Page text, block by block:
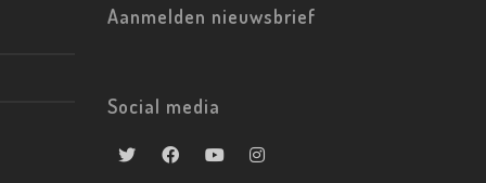
Aanmelden nieuwsbrief
Social media